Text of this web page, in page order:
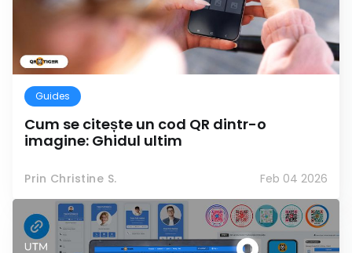
Guides
Cum se citește un cod QR dintr-o
imagine: Ghidul ultim
Prin Christine S. Feb 04 2026